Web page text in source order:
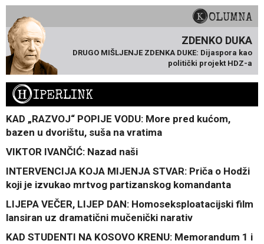
KOLUMNA
ZDENKO DUKA
DRUGO MIŠLJENJE ZDENKA DUKE: Dijaspora kao
politički projekt HDZ-a
HIPERLINK
KAD „RAZVOJ“ POPIJE VODU: More pred kućom,
bazen u dvorištu, suša na vratima
VIKTOR IVANČIĆ: Nazad naši
INTERVENCIJA KOJA MIJENJA STVAR: Priča o Hodži
koji je izvukao mrtvog partizanskog komandanta
LIJEPA VEČER, LIJEP DAN: Homoseksploatacijski film
lansiran uz dramatični mučenički narativ
KAD STUDENTI NA KOSOVO KRENU: Memorandum 1 i